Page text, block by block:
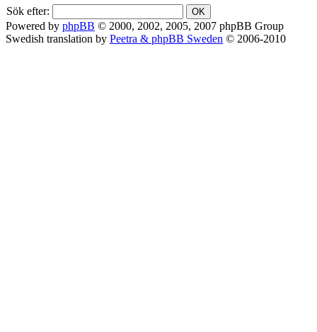
Sök efter:
Powered by phpBB © 2000, 2002, 2005, 2007 phpBB Group
Swedish translation by Peetra & phpBB Sweden © 2006-2010